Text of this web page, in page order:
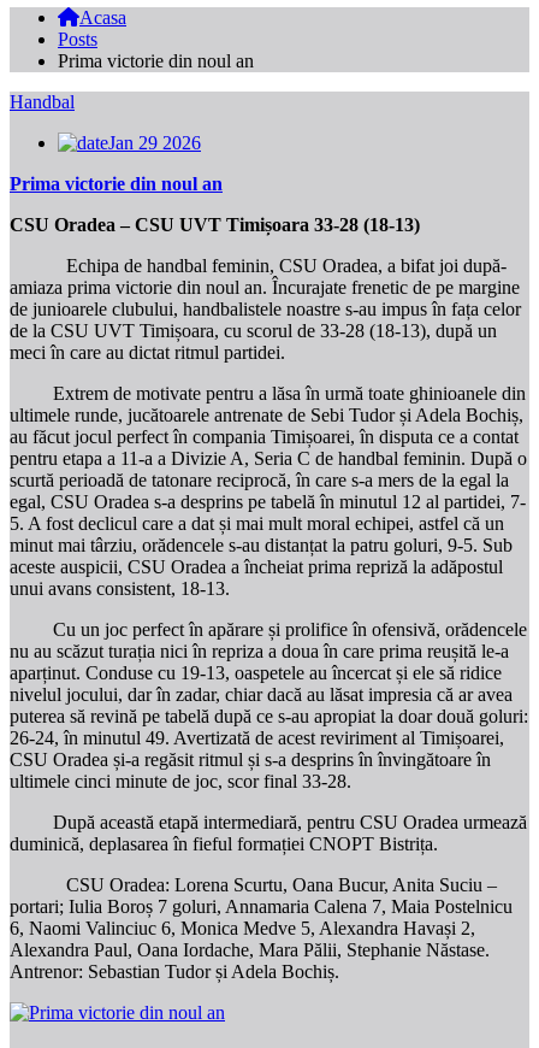
Acasa
Posts
Prima victorie din noul an
Handbal
Jan 29 2026
Prima victorie din noul an
CSU Oradea – CSU UVT Timișoara 33-28 (18-13)
Echipa de handbal feminin, CSU Oradea, a bifat joi după-
amiaza prima victorie din noul an. Încurajate frenetic de pe margine
de junioarele clubului, handbalistele noastre s-au impus în fața celor
de la CSU UVT Timișoara, cu scorul de 33-28 (18-13), după un
meci în care au dictat ritmul partidei.
Extrem de motivate pentru a lăsa în urmă toate ghinioanele din
ultimele runde, jucătoarele antrenate de Sebi Tudor și Adela Bochiș,
au făcut jocul perfect în compania Timișoarei, în disputa ce a contat
pentru etapa a 11-a a Divizie A, Seria C de handbal feminin. După o
scurtă perioadă de tatonare reciprocă, în care s-a mers de la egal la
egal, CSU Oradea s-a desprins pe tabelă în minutul 12 al partidei, 7-
5. A fost declicul care a dat și mai mult moral echipei, astfel că un
minut mai târziu, orădencele s-au distanțat la patru goluri, 9-5. Sub
aceste auspicii, CSU Oradea a încheiat prima repriză la adăpostul
unui avans consistent, 18-13.
Cu un joc perfect în apărare și prolifice în ofensivă, orădencele
nu au scăzut turația nici în repriza a doua în care prima reușită le-a
aparținut. Conduse cu 19-13, oaspetele au încercat și ele să ridice
nivelul jocului, dar în zadar, chiar dacă au lăsat impresia că ar avea
puterea să revină pe tabelă după ce s-au apropiat la doar două goluri:
26-24, în minutul 49. Avertizată de acest reviriment al Timișoarei,
CSU Oradea și-a regăsit ritmul și s-a desprins în învingătoare în
ultimele cinci minute de joc, scor final 33-28.
După această etapă intermediară, pentru CSU Oradea urmează
duminică, deplasarea în fieful formației CNOPT Bistrița.
CSU Oradea: Lorena Scurtu, Oana Bucur, Anita Suciu –
portari; Iulia Boroș 7 goluri, Annamaria Calena 7, Maia Postelnicu
6, Naomi Valinciuc 6, Monica Medve 5, Alexandra Havași 2,
Alexandra Paul, Oana Iordache, Mara Pălii, Stephanie Năstase.
Antrenor: Sebastian Tudor și Adela Bochiș.